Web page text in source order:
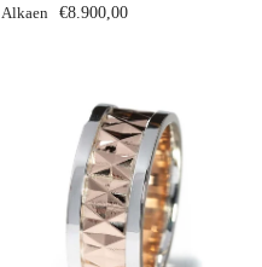
Normaalihinta
Alkaen €8.900,00